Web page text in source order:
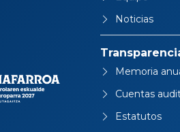
Noticias
Memoria
Cuentas
Estatutos